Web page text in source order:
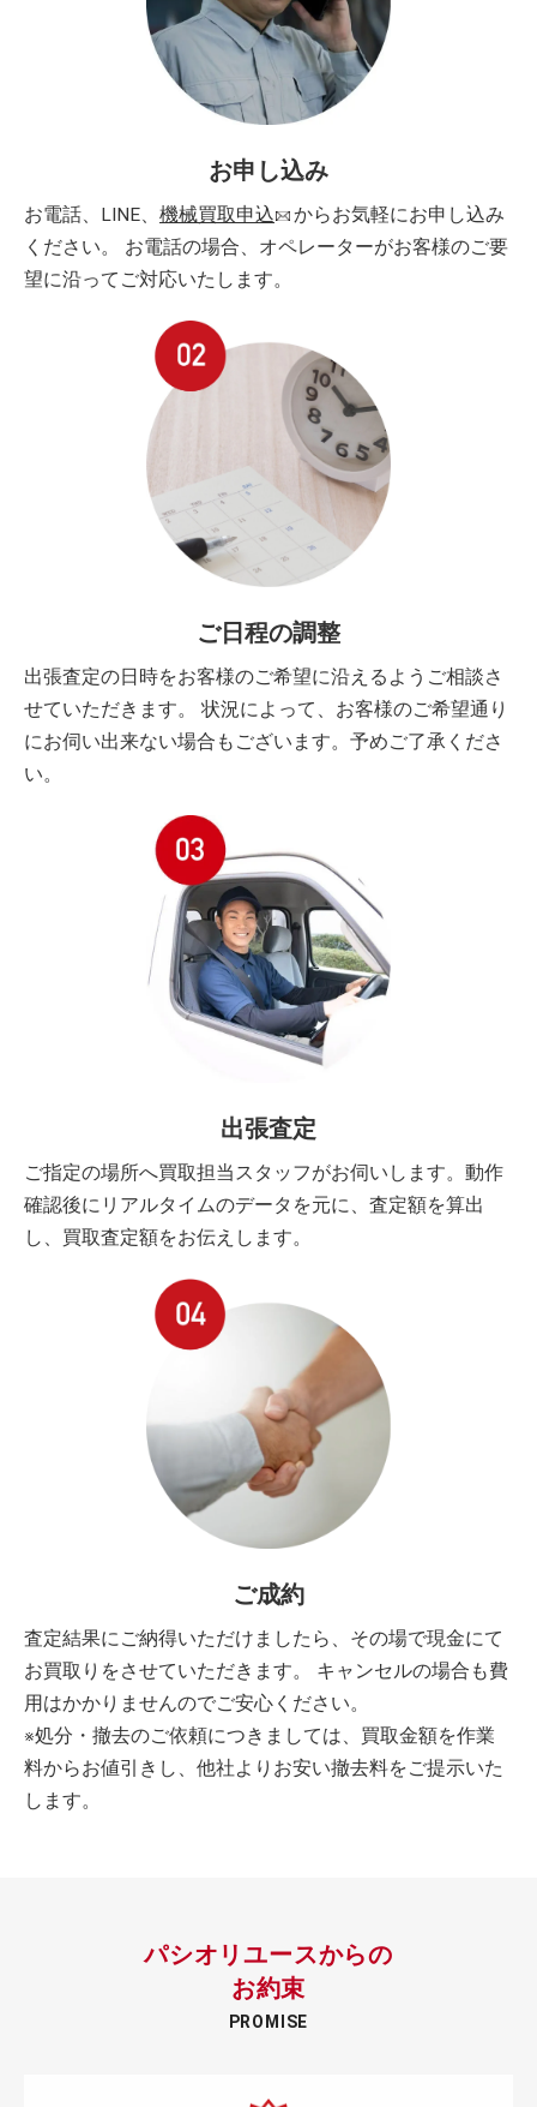
お申し込み
お電話、LINE、 機械買取申込
からお気軽にお申し込み
ください。 お電話の場合、オペレーターがお客様のご要
望に沿ってご対応いたします。
ご日程の調整
出張査定の日時をお客様のご希望に沿えるようご相談さ
せていただきます。 状況によって、お客様のご希望通り
にお伺い出来ない場合もございます。予めご了承くださ
い。
出張査定
ご指定の場所へ買取担当スタッフがお伺いします。動作
確認後にリアルタイムのデータを元に、査定額を算出
し、買取査定額をお伝えします。
ご成約
査定結果にご納得いただけましたら、その場で現金にて
お買取りをさせていただきます。 キャンセルの場合も費
用はかかりませんのでご安心ください。
※処分・撤去のご依頼につきましては、買取金額を作業
料からお値引きし、他社よりお安い撤去料をご提示いた
します。
パシオリユースからの
お約束
PROMISE